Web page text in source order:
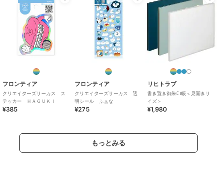
フロンティア
クリエイターズサーカ
ス 透明シール ｆｏｘ
ｙ ｉｌｌｕｓｔｒａｔ
¥275
フロンティア
クリエイターズサーカ
ス ポストカード ２４
時間勤務
330
ス ポストカード ニュ
330
クリエイターズサーカ
フロンティア
ムーミン お祝い袋 多
ｓｃｏｏｔｙ ｓｔｕｄ
フロンティア
クリエイターズサーカス ス
テッカー ＨＡＧＵＫＩ
¥385
フロンティア
クリエイターズサーカス 透
明シール ふぁな
¥275
リヒトラブ
書き置き御朱印帳＜見開きサ
イズ＞
¥1,980
もっとみる